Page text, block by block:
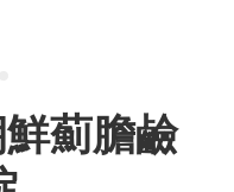
薊膽鹼